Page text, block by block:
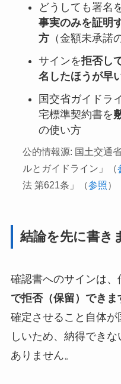
どうしても署名
事実のみを証明
方（金額未承諾
サインを拒否し
名したほうが早
国交省ガイドラ
宅標準契約書を
の使い方
公的情報源: 国土交通
ルとガイドライン」（
法 第621条」（参照）
結論を先に書き
確認書へのサインは、
で拒否（保留）できま
確定させること自体
しいため、納得でき
ありません。